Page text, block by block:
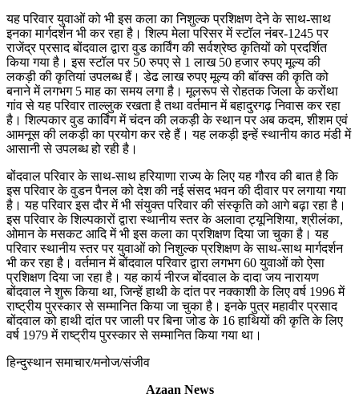
यह परिवार युवाओं को भी इस कला का निशुल्क प्रशिक्षण देने के साथ-साथ
इनका मार्गदर्शन भी कर रहा है। शिल्प मेला परिसर में स्टॉल नंबर-1245 पर
राजेंद्र प्रसाद बोंदवाल द्वारा वुड कार्विंग की सर्वश्रेष्ठ कृतियों को प्रदर्शित
किया गया है। इस स्टॉल पर 50 रुपए से 1 लाख 50 हजार रुपए मूल्य की
लकड़ी की कृतियां उपलब्ध हैं। डेढ लाख रुपए मूल्य की बॉक्स की कृति को
बनाने में लगभग 5 माह का समय लगा है। मूलरूप से रोहतक जिला के करोंथा
गांव से यह परिवार ताल्लुक रखता है तथा वर्तमान में बहादुरगढ़ निवास कर रहा
है। शिल्पकार वुड कार्विंग में चंदन की लकड़ी के स्थान पर अब कदम, शीशम एवं
आमनूस की लकड़ी का प्रयोग कर रहे हैं। यह लकड़ी इन्हें स्थानीय काठ मंडी में
आसानी से उपलब्ध हो रही है।
बोंदवाल परिवार के साथ-साथ हरियाणा राज्य के लिए यह गौरव की बात है कि
इस परिवार के वुडन पैनल को देश की नई संसद भवन की दीवार पर लगाया गया
है। यह परिवार इस दौर में भी संयुक्त परिवार की संस्कृति को आगे बढ़ा रहा है।
इस परिवार के शिल्पकारों द्वारा स्थानीय स्तर के अलावा ट्यूनिशिया, श्रीलंका,
ओमान के मसकट आदि में भी इस कला का प्रशिक्षण दिया जा चुका है। यह
परिवार स्थानीय स्तर पर युवाओं को निशुल्क प्रशिक्षण के साथ-साथ मार्गदर्शन
भी कर रहा है। वर्तमान में बोंदवाल परिवार द्वारा लगभग 60 युवाओं को ऐसा
प्रशिक्षण दिया जा रहा है। यह कार्य नीरज बोंदवाल के दादा जय नारायण
बोंदवाल ने शुरू किया था, जिन्हें हाथी के दांत पर नक्काशी के लिए वर्ष 1996 में
राष्ट्रीय पुरस्कार से सम्मानित किया जा चुका है। इनके पुत्र महावीर प्रसाद
बोंदवाल को हाथी दांत पर जाली पर बिना जोड के 16 हाथियों की कृति के लिए
वर्ष 1979 में राष्ट्रीय पुरस्कार से सम्मानित किया गया था।
हिन्दुस्थान समाचार/मनोज/संजीव
Azaan News